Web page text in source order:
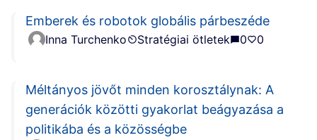
Emberek és robotok globális párbeszéde
Inna Turchenko Stratégiai ötletek 0 0
Méltányos jövőt minden korosztálynak: A
generációk közötti gyakorlat beágyazása a
politikába és a közösségbe